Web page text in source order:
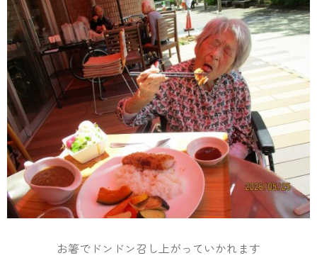
お箸でドンドン召し上がっていかれます